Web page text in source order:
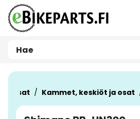
Siirry pääsisältöön
Kammet, keskiöt ja osat